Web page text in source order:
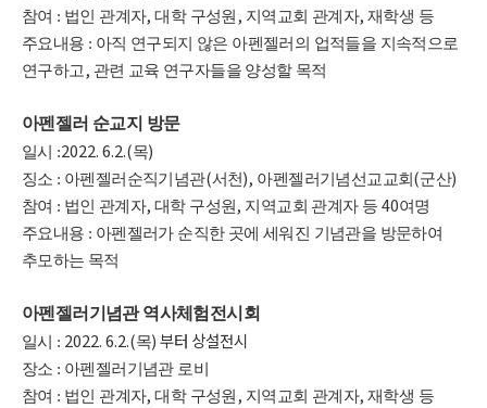
참여 : 법인 관계자,대학 구성원 , 지역교회 관계자,재학생 등
주요내용 : 아직 연구되지 않은 아펜젤러의 업적들을 지속적으로
연구하고 , 관련 교육 연구자들을 양성할 목적
아펜젤러 순교지 방문
일시 :2022. 6.2.(목)
징소 : 아펜젤러순직기념관(서천), 아펜젤러기념선교교회 (군산)
참여 : 법인 관계자,대학 구성원 , 지역교회 관계자 등 40여명
주요내용 : 아펜젤러가 순직한 곳에 세워진 기념관을 방문하여
추모하는 목적
아펜젤러기념관 역사체험전시회
일시 : 2022. 6.2.(목) 부터 상설전시
장소 : 아펜젤러기념관 로비
참여 : 법인 관계자,대학 구성원 , 지역교회 관계자,재학생 등